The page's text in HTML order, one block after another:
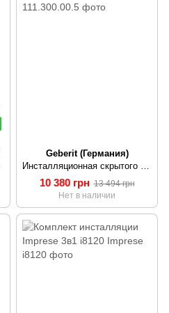
Geberit (Германия)
10 380 грн 13 494 грн
Нет в наличии